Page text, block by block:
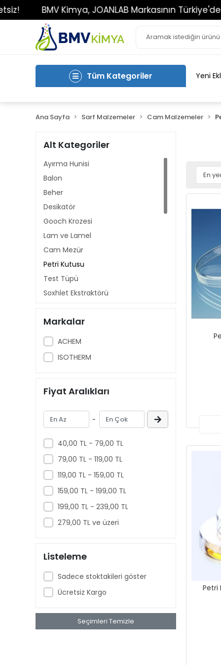
BMV Kimya, JOANLAB Markasının Türkiye'deki
Tüm Kategoriler Yeni
Ana Sayfa Sarf Malzemeler Cam Malzemeler
Alt Kategoriler
Ayırma Hunisi
Balon
Beher
Desikatör
Gooch Krozesi
Lam ve Lamel
Cam Mezür
Petri Kutusu
Test Tüpü
Soxhlet Ekstraktörü
Damıtma Setleri
Erlen
Saat Camı
Balon Joje
Büret
Soğutucu
Gaz Yıkama Şişesi
Havan
Piknometre
Alkolmetre
Markalar
ACHEM
ISOTHERM
Fiyat Aralıkları
-
40,00 TL - 79,00 TL
79,00 TL - 119,00 TL
119,00 TL - 159,00 TL
159,00 TL - 199,00 TL
199,00 TL - 239,00 TL
279,00 TL ve üzeri
Listeleme
Sadece stoktakileri göster
Ücretsiz Kargo
Seçimleri Temizle
Petri